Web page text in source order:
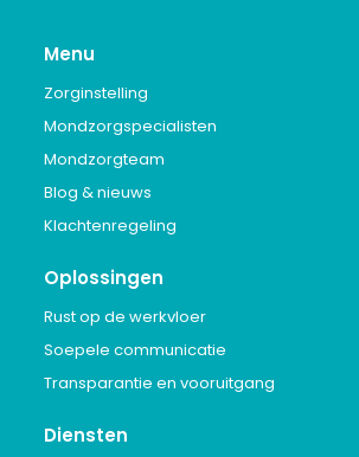
Menu
Zorginstelling
Mondzorgspecialisten
Mondzorgteam
Blog & nieuws
Klachtenregeling
Oplossingen
Rust op de werkvloer
Soepele communicatie
Transparantie en vooruitgang
Diensten